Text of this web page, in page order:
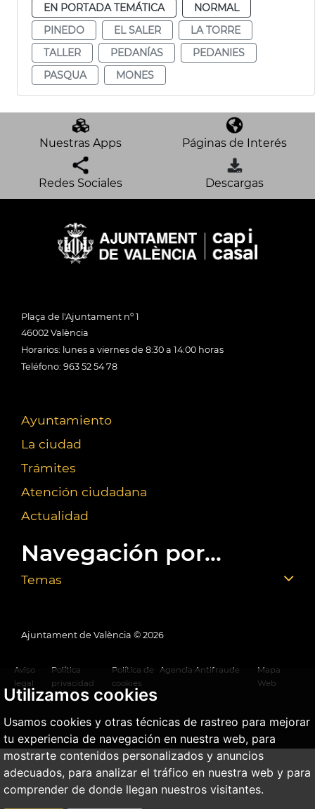
Utilizamos cookies
Usamos cookies y otras técnicas de rastreo para mejorar
tu experiencia de navegación en nuestra web, para
mostrarte contenidos personalizados y anuncios
adecuados, para analizar el tráfico en nuestra web y para
comprender de donde llegan nuestros visitantes.
EN PORTADA TEMÁTICA
NORMAL
PINEDO
EL SALER
LA TORRE
TALLER
PEDANÍAS
PEDANIES
PASQUA
MONES
Nuestras Apps Páginas de Interés
Redes Sociales Descargas
Plaça de l'Ajuntament nº 1
46002 València
Horarios: lunes a viernes de 8:30 a 14:00 horas
Teléfono: 963 52 54 78
Ayuntamiento
La ciudad
Trámites
Atención ciudadana
Actualidad
Navegación por...
Temas
Ajuntament de València © 2026
Aviso
legal
Política
privacidad
Política de
cookies
Agencia Antifraude
Mapa
Web